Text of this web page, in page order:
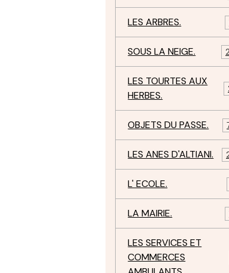
LES ARBRES.
SOUS LA NEIGE.
LES TOURTES AUX
HERBES.
OBJETS DU PASSE.
LES ANES D'ALTIANI.
L' ECOLE.
LA MAIRIE.
LES SERVICES ET
COMMERCES